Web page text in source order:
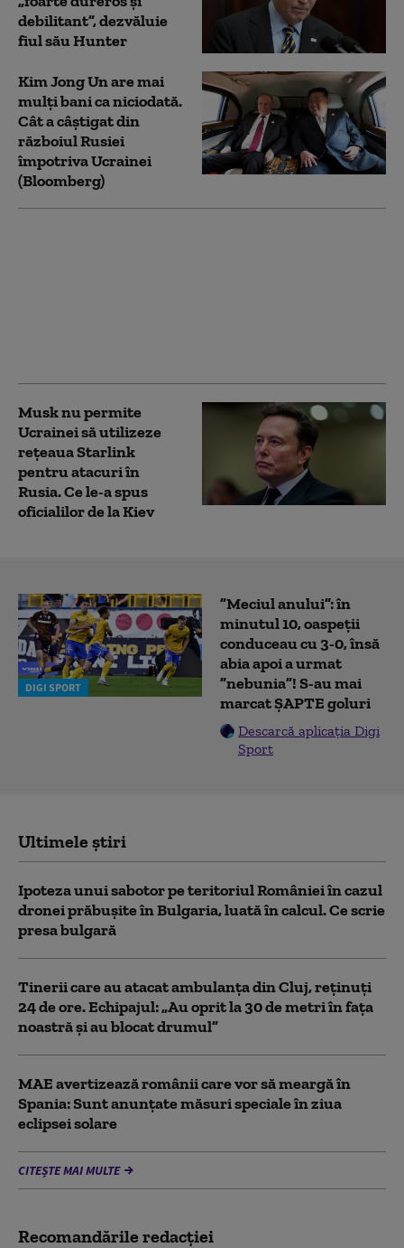
debilitant”, dezvăluie
fiul său Hunter
Kim Jong Un are mai
mulți bani ca niciodată.
Cât a câștigat din
războiul Rusiei
împotriva Ucrainei
(Bloomberg)
Musk nu permite
Ucrainei să utilizeze
reţeaua Starlink
pentru atacuri în
Rusia. Ce le-a spus
oficialilor de la Kiev
DIGI SPORT
”Meciul anului”: în
minutul 10, oaspeții
conduceau cu 3-0, însă
abia apoi a urmat
”nebunia”! S-au mai
marcat ȘAPTE goluri
Descarcă aplicația Digi
Sport
Ultimele știri
Ipoteza unui sabotor pe teritoriul României în cazul
dronei prăbușite în Bulgaria, luată în calcul. Ce scrie
presa bulgară
Tinerii care au atacat ambulanța din Cluj, reținuți
24 de ore. Echipajul: „Au oprit la 30 de metri în fața
noastră și au blocat drumul”
MAE avertizează românii care vor să meargă în
Spania: Sunt anunțate măsuri speciale în ziua
eclipsei solare
CITEȘTE MAI MULTE
Recomandările redacţiei